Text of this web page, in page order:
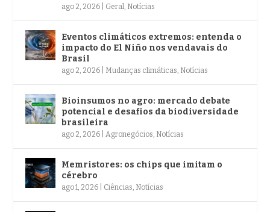
ago 2, 2026 Geral, Notícias
Eventos climáticos extremos: entenda o
impacto do El Niño nos vendavais do
Brasil
ago 2, 2026 Mudanças climáticas, Notícias
Bioinsumos no agro: mercado debate
potencial e desafios da biodiversidade
brasileira
ago 2, 2026 |Agronegócios, Notícias
Memristores: os chips que imitam o
cérebro
ago 1, 2026 Ciências, Notícias